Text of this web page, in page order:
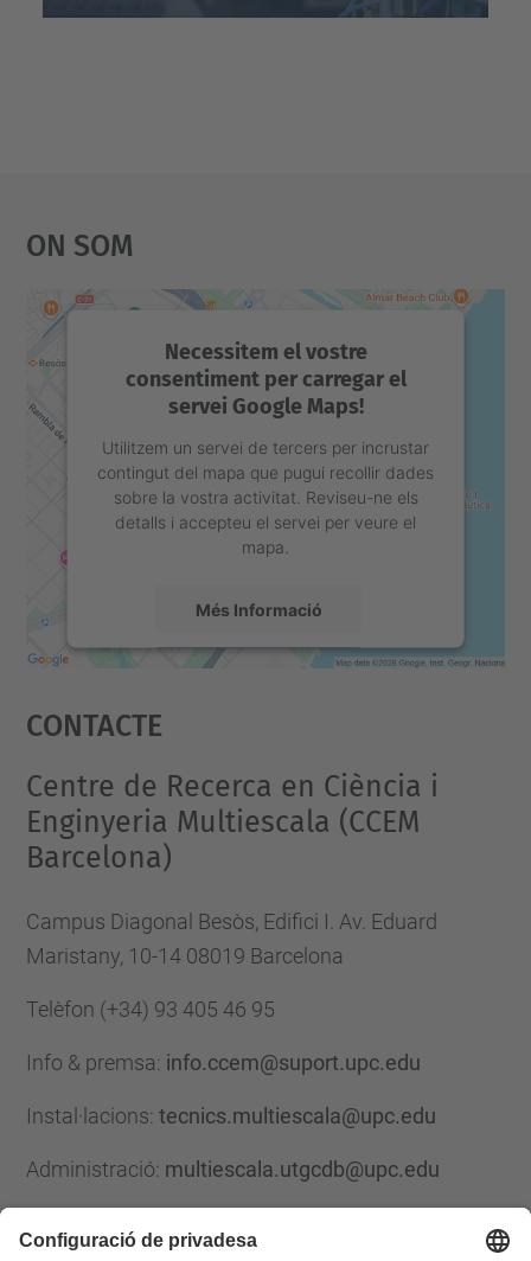
On Som
Necessitem el vostre
consentiment per carregar el
servei Google Maps!
Utilitzem un servei de tercers per incrustar
contingut del mapa que pugui recollir dades
sobre la vostra activitat. Reviseu-ne els
detalls i accepteu el servei per veure el
mapa.
Més Informació
powered by
Contacte
Centre de Recerca en Ciència i
Enginyeria Multiescala (CCEM
Barcelona)
Campus Diagonal Besòs, Edifici I. Av. Eduard
Maristany, 10-14 08019 Barcelona
Telèfon (+34) 93 405 46 95
Info & premsa: info.ccem@suport.upc.edu
Instal·lacions: tecnics.multiescala@upc.edu
Administració: multiescala.utgcdb@upc.edu